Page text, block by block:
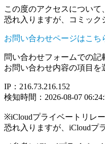
この度のアクセスについて
恐れ入りますが、コミック
お問い合わせページはこち
問い合わせフォームでの記
お問い合わせ内容の項目を
IP：216.73.216.152
検知時間：2026-08-07
※iCloudプライベートリレ
恐れ入りますが、iCloudプ